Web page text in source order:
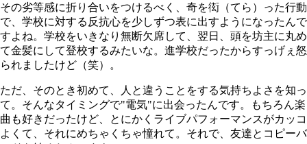
その劣等感に折り合いをつけるべく、奇を衒（てら）った行動
で、学校に対する反抗心を少しずつ表に出すようになったんで
すよね。学校をいきなり無断欠席して、翌日、頭を坊主に丸め
て金髪にして登校するみたいな。進学校だったからすっげぇ怒
られましたけど（笑）。
ただ、そのとき初めて、人と違うことをする気持ちよさを知っ
て。そんなタイミングで"電気"に出会ったんです。もちろん楽
曲も好きだったけど、とにかくライブパフォーマンスがカッコ
よくて、それにめちゃくちゃ憧れて。それで、友達とコピーバ